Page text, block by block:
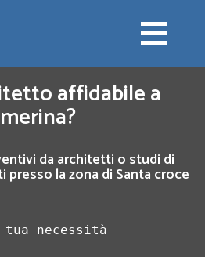
affidabile a
da architetti o studi di
la zona di Santa croce
necessità